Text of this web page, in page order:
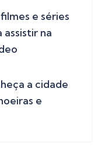
e séries
na
a cidade
e